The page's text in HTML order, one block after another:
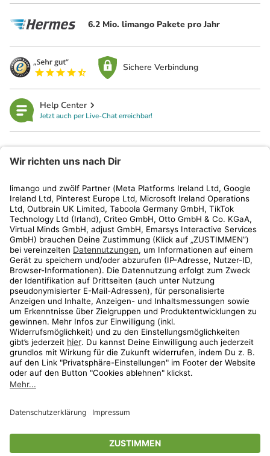
6.2 Mio. limango Pakete pro Jahr
Sichere Verbindung
Help Center
Jetzt auch per Live-Chat erreichbar!
Kundenservice
Shop
Aktionen
Travel